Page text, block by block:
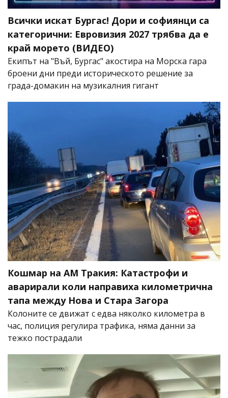
Всички искат Бургас! Дори и софиянци са
категорични: Евровизия 2027 трябва да е
край морето (ВИДЕО)
Екипът на "Въй, Бургас" акостира на Морска гара
броени дни преди историческото решение за
града-домакин на музикалния гигант
Кошмар на АМ Тракия: Катастрофи и
аварирали коли направиха километрична
тапа между Нова и Стара Загора
Колоните се движат с едва няколко километра в
час, полиция регулира трафика, няма данни за
тежко пострадали